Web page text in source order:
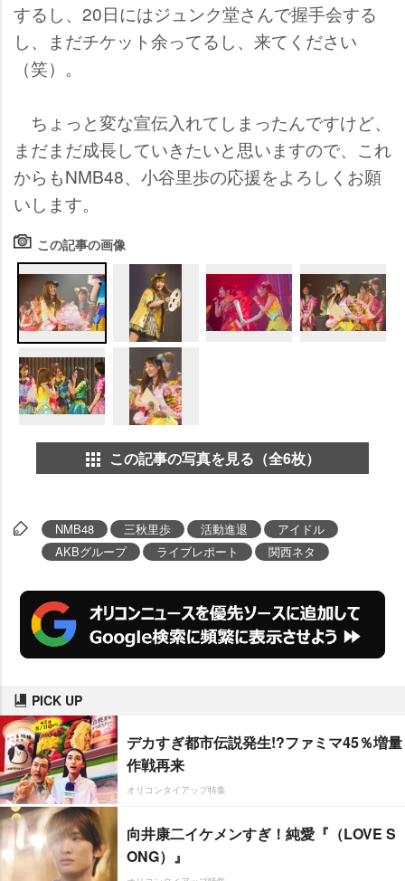
するし、20日にはジュンク堂さんで握手会する
し、まだチケット余ってるし、来てください
（笑）。
ちょっと変な宣伝入れてしまったんですけど、
まだまだ成長していきたいと思いますので、これ
からもNMB48、小谷里歩の応援をよろしくお願
いします。
この記事の画像
この記事の写真を見る（全6枚）
NMB48 三秋里歩 活動進退
アイドル
AKBグループ
ライブレポート 関西ネタ
PICK UP
デカすぎ都市伝説発生!?ファミマ45％増量
作戦再来
オリコンタイアップ特集
向井康二イケメンすぎ！純愛『（LOVE S
ONG）』